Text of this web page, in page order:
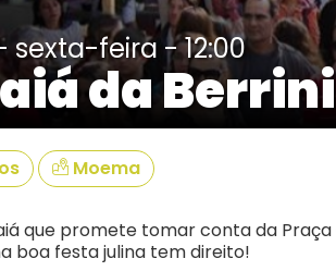
sexta-feira - 12:00
da Berrini
Moema
que promete tomar conta da
boa festa julina tem direito!